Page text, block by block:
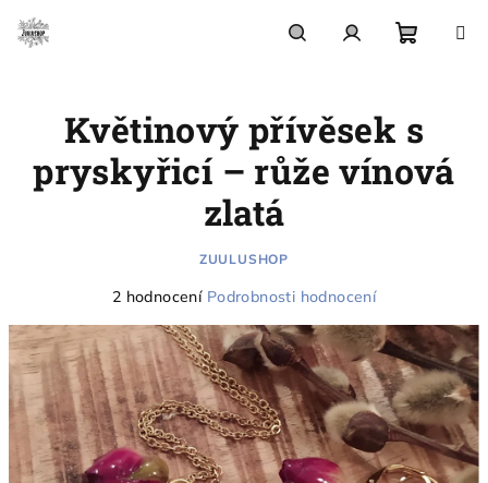
obsah
košík
Květinový přívěsek s
pryskyřicí – růže vínová
zlatá
ZUULUSHOP
Průměrné
produktu
je
5,0
z
5
hvězdiček.
2 hodnocení Podrobnosti hodnocení